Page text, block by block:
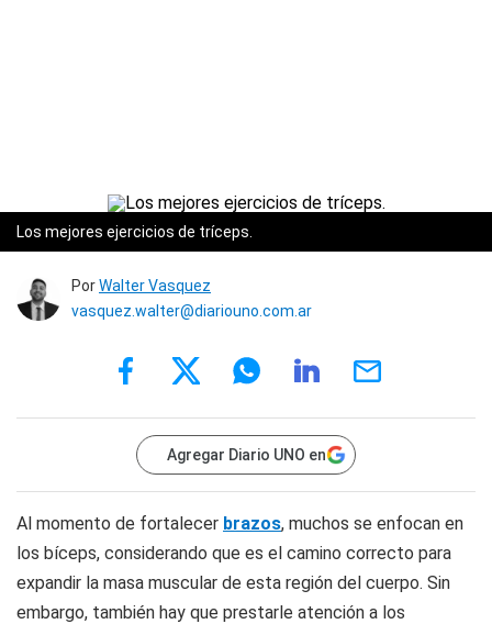
Los mejores ejercicios de tríceps.
PorWalter Vasquez
vasquez.walter@diariouno.com.ar
Agregar Diario UNO en
Al momento de fortalecer brazos, muchos se enfocan en
los bíceps, considerando que es el camino correcto para
expandir la masa muscular de esta región del cuerpo. Sin
embargo, también hay que prestarle atención a los